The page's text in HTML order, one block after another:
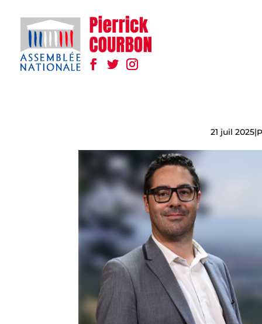
21 juil 2025|